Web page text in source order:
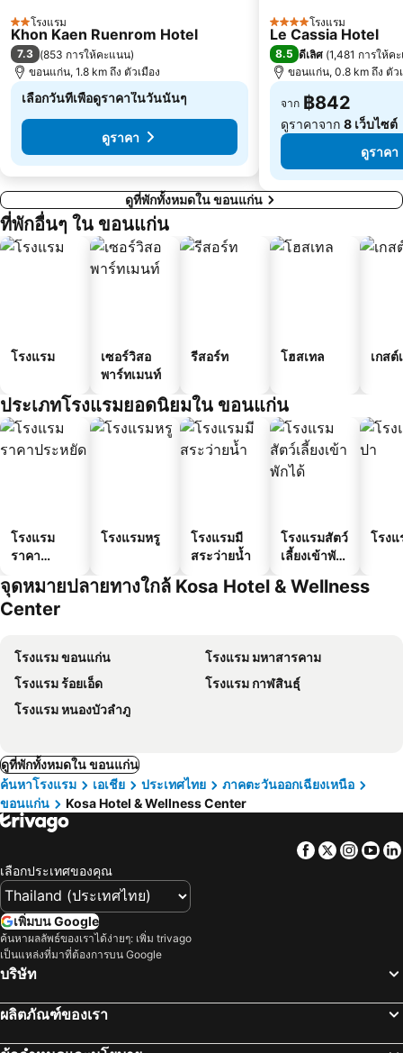
2 ดาวโรงแรม
Khon Kaen Ruenrom Hotel
7.3 (853 การให้คะแนน)
ขอนแก่น, 1.8 km ถึง ตัวเมือง
เลือกวันที่เพื่อดูราคาในวันนั้นๆ
ดูราคา
4 ดาว โรงแรม
Le Cassia Hotel
8.5 ดีเลิศ (1,481 การให้ค
ขอนแก่น, 0.8 km ถึง ตัว
จาก ฿842
ดูราคาจาก 8 เว็บไซต์
ดูราคา
ดูที่พักทั้งหมดใน ขอนแก่น
ที่พักอื่นๆ ใน ขอนแก่น
โรงแรม
เซอร์วิสอ
พาร์ทเมนท์
รีสอร์ท โฮสเทล เกสต์
ประเภทโรงแรมยอดนิยมใน ขอนแก่น
โรงแรม
ราคา
โรงแรมหรู
โรงแรมมี
สระว่ายน้ำ
โรงแรมสัตว์
เลี้ยงเข้าพัก
โรง
จุดหมายปลายทางใกล้ Kosa Hotel & Wellness
Center
โรงแรม ขอนแก่น
โรงแรม มหาสารคาม
โรงแรม ร้อยเอ็ด
โรงแรม กาฬสินธุ์
โรงแรม หนองบัวลำภู
ดูที่พักทั้งหมดใน ขอนแก่น
ค้นหาโรงแรม
เอเชีย ประเทศไทย
ภาคตะวันออกเฉียงเหนือ
ขอนแก่น
Kosa Hotel & Wellness Center
Facebook
Twitter
เลือกประเทศของคุณ
เพิ่มบน Google
ค้นหาผลลัพธ์ของเราได้ง่ายๆ: เพิ่ม trivago
เป็นแหล่งที่มาที่ต้องการบน Google
บริษัท
ผลิตภัณฑ์ของเรา